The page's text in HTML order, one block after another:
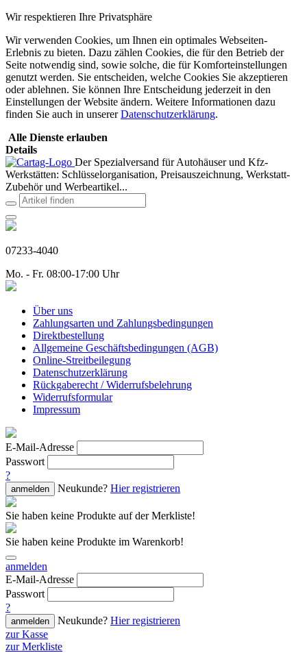
Wir respektieren Ihre Privatsphäre
Wir verwenden Cookies, um Ihnen ein optimales Webseiten-
Erlebnis zu bieten. Dazu zählen Cookies, die für den Betrieb der
Seite notwendig sind, sowie solche, die für Komforteinstellungen
genutzt werden. Sie entscheiden, welche Cookies Sie akzeptieren
oder ablehnen. Sie können Ihre Entscheidung jederzeit in den
Einstellungen der Website ändern. Weitere Informationen dazu
finden Sie auch in unsererDatenschutzerklärung.
Alle Dienste erlauben
Details
Der Spezialversand für Autohäuser und Kfz-
Werkstätten: Schlüsselorganisation, Preisauszeichnung, Werkstatt-
Zubehör und Werbeartikel...
07233-4040
Mo. - Fr. 08:00-17:00 Uhr
Über uns
Zahlungsarten und Zahlungsbedingungen
Direktbestellung
Allgemeine Geschäftsbedingungen (AGB)
Online-Streitbeilegung
Datenschutzerklärung
Rückgaberecht / Widerrufsbelehrung
Widerrufsformular
Impressum
E-Mail-Adresse
Passwort
?
anmelden Neukunde? Hier registrieren
Sie haben keine Produkte auf der Merkliste!
Sie haben keine Produkte im Warenkorb!
anmelden
E-Mail-Adresse
Passwort
?
anmelden Neukunde? Hier registrieren
zur Kasse
zur Merkliste